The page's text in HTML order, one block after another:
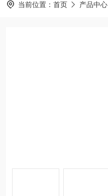
当前位置： 首页 产品中心